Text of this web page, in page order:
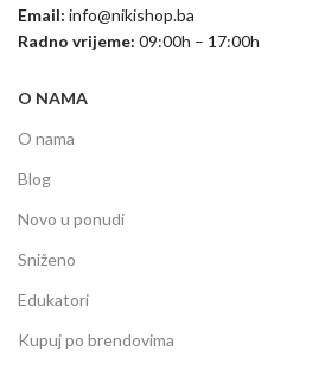
Email: info@nikishop.ba
Radno vrijeme: 09:00h – 17:00h
O NAMA
O nama
Blog
Novo u ponudi
Sniženo
Edukatori
Kupuj po brendovima